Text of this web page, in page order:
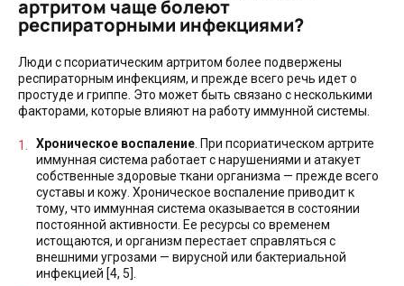
артритом чаще болеют
респираторными инфекциями?
Люди с псориатическим артритом более подвержены
респираторным инфекциям, и прежде всего речь идет о
простуде и гриппе. Это может быть связано с несколькими
факторами, которые влияют на работу иммунной системы.
Хроническое воспаление . При псориатическом артрите
иммунная система работает с нарушениями и атакует
собственные здоровые ткани организма — прежде всего
суставы и кожу. Хроническое воспаление приводит к
тому, что иммунная система оказывается в состоянии
постоянной активности. Ее ресурсы со временем
истощаются, и организм перестает справляться с
внешними угрозами — вирусной или бактериальной
инфекцией [4, 5].